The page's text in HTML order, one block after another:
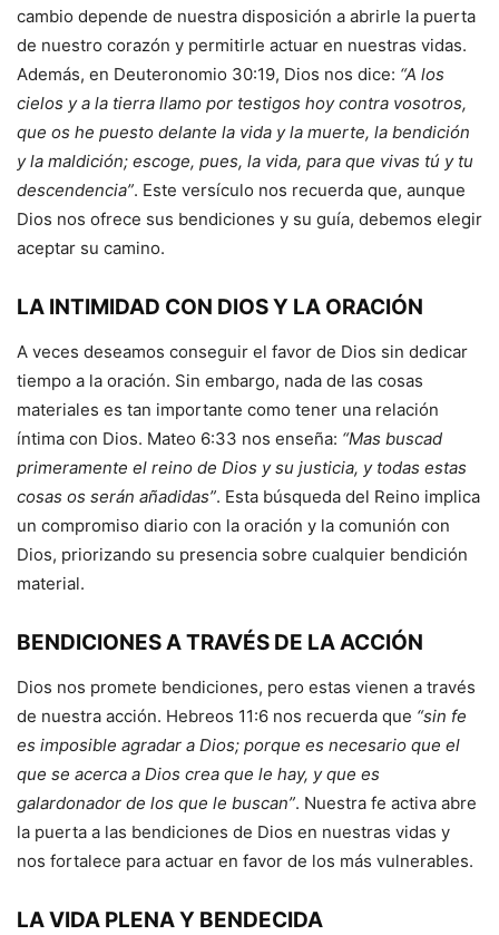
cambio depende de nuestra disposición a abrirle la puerta
de nuestro corazón y permitirle actuar en nuestras vidas.
Además, en Deuteronomio 30:19, Dios nos dice: “A los
cielos y a la tierra llamo por testigos hoy contra vosotros,
que os he puesto delante la vida y la muerte, la bendición
y la maldición; escoge, pues, la vida, para que vivas tú y tu
descendencia”. Este versículo nos recuerda que, aunque
Dios nos ofrece sus bendiciones y su guía, debemos elegir
aceptar su camino.
LA INTIMIDAD CON DIOS Y LA ORACIÓN
A veces deseamos conseguir el favor de Dios sin dedicar
tiempo a la oración. Sin embargo, nada de las cosas
materiales es tan importante como tener una relación
íntima con Dios. Mateo 6:33 nos enseña: “Mas buscad
primeramente el reino de Dios y su justicia, y todas estas
cosas os serán añadidas”. Esta búsqueda del Reino implica
un compromiso diario con la oración y la comunión con
Dios, priorizando su presencia sobre cualquier bendición
material.
BENDICIONES A TRAVÉS DE LA ACCIÓN
Dios nos promete bendiciones, pero estas vienen a través
de nuestra acción. Hebreos 11:6 nos recuerda que “sin fe
es imposible agradar a Dios; porque es necesario que el
que se acerca a Dios crea que le hay, y que es
galardonador de los que le buscan”. Nuestra fe activa abre
la puerta a las bendiciones de Dios en nuestras vidas y
nos fortalece para actuar en favor de los más vulnerables.
LA VIDA PLENA Y BENDECIDA